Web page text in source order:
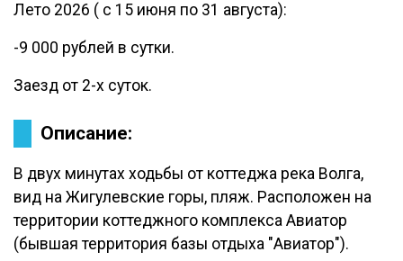
Лето 2026 ( с 15 июня по 31 августа):
-9 000 рублей в сутки.
Заезд от 2-х суток.
Описание:
В двух минутах ходьбы от коттеджа река Волга,
вид на Жигулевские горы, пляж. Расположен на
территории коттеджного комплекса Авиатор
(бывшая территория базы отдыха "Авиатор").